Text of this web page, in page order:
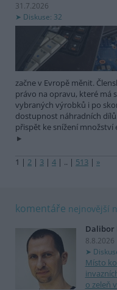
31.7.2026
Diskuse: 32
začne v Evropě měnit.
právo na opravu, které má
vybraných výrobků i po
dostupnost náhradních
přispět ke snížení
1 | 2 | 3 | 4 | .. | 513 | »
komentáře nejnovější
Dalibor
8.8.2026
Místo
o zeleň